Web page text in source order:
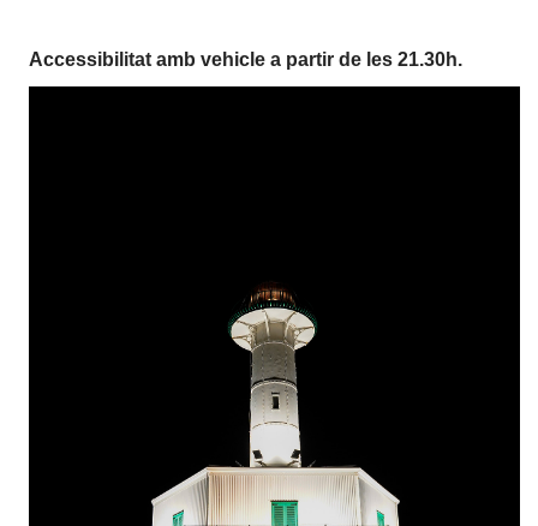
Accessibilitat amb vehicle a partir de les 21.30h.